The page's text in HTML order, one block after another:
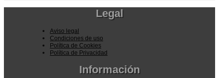
Legal
Aviso legal
Condiciones de uso
Política de Cookies
Política de Privacidad
Información